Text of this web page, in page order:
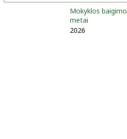
Mokyklos baigimo
metai
2026